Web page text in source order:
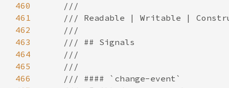
460
461
462
463
464
465
466